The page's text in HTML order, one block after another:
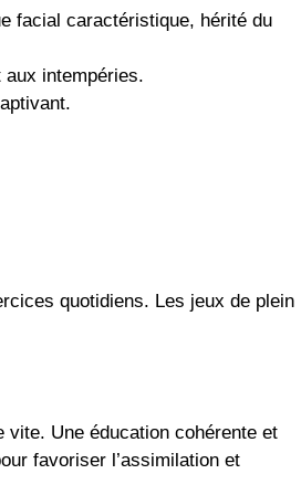
facial caractéristique, hérité du
intempéries.
quotidiens. Les jeux de plein
vite. Une éducation cohérente et
favoriser l’assimilation et